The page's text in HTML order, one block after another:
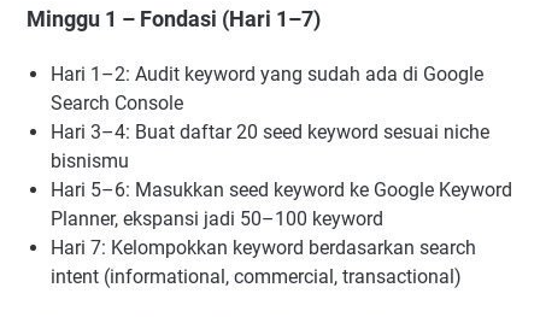
Minggu 1 – Fondasi (Hari 1–7)
Hari 1–2: Audit keyword yang sudah ada di Google
Search Console
Hari 3–4: Buat daftar 20 seed keyword sesuai niche
bisnismu
Hari 5–6: Masukkan seed keyword ke Google Keyword
Planner, ekspansi jadi 50–100 keyword
Hari 7: Kelompokkan keyword berdasarkan search
intent (informational, commercial, transactional)